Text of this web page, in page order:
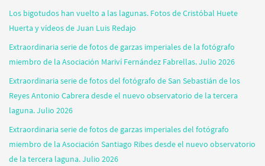
Los bigotudos han vuelto a las lagunas. Fotos de Cristóbal Huete
Huerta y vídeos de Juan Luis Redajo
Extraordinaria serie de fotos de garzas imperiales de la fotógrafo
miembro de la Asociación Mariví Fernández Fabrellas. Julio 2026
Extraordinaria serie de fotos del fotógrafo de San Sebastián de los
Reyes Antonio Cabrera desde el nuevo observatorio de la tercera
laguna. Julio 2026
Extraordinaria serie de fotos de garzas imperiales del fotógrafo
miembro de la Asociación Santiago Ribes desde el nuevo observatorio
de la tercera laguna. Julio 2026